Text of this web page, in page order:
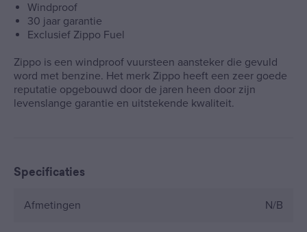
Windproof
30 jaar garantie
Exclusief Zippo Fuel
Zippo is een windproof vuursteen aansteker die gevuld
word met benzine. Het merk Zippo heeft een zeer goede
reputatie opgebouwd door de jaren heen door zijn
levenslange garantie en uitstekende kwaliteit.
Specificaties
Afmetingen N/B